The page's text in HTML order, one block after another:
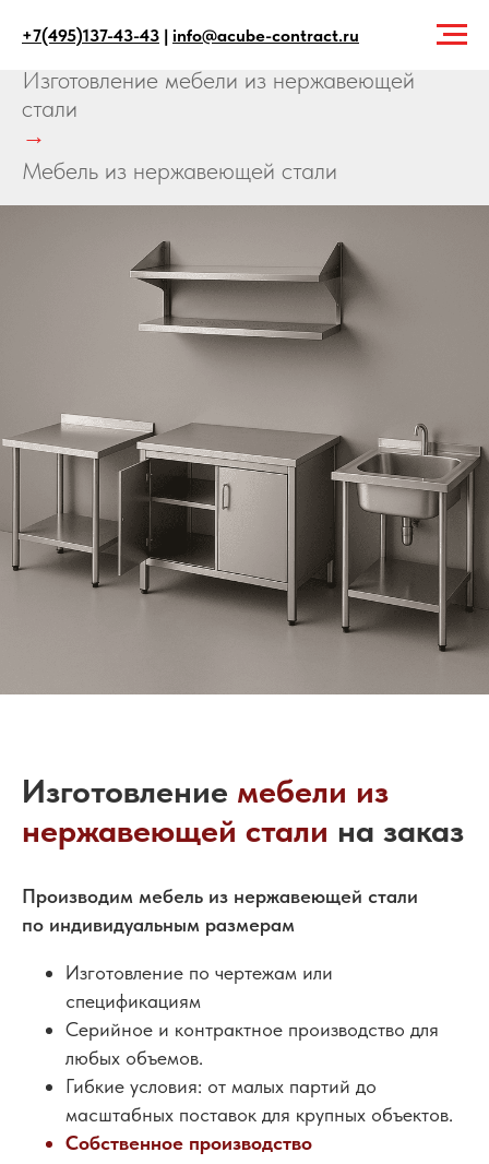
+7(495)137-43-43 | info@acube-contract.ru
Главная → Услуги →
Изготовление мебели из нержавеющей
стали
→
Мебель из нержавеющей стали
Изготовление мебели из
нержавеющей стали на заказ
Производим мебель из нержавеющей стали
по индивидуальным размерам
Изготовление по чертежам или
спецификациям
Серийное и контрактное производство для
любых объемов.
Гибкие условия: от малых партий до
масштабных поставок для крупных объектов.
Собственное производство